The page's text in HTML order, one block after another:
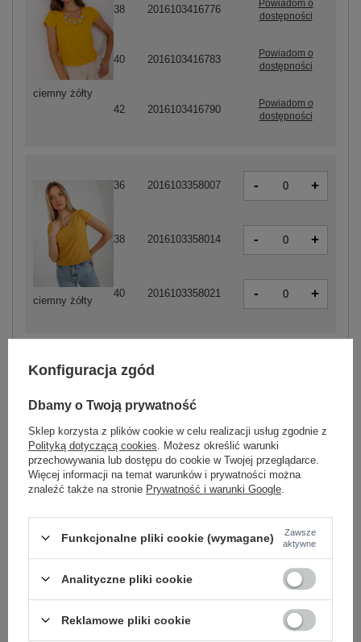
ciemny żółty
36 2016103358007 - +
38 2016103358014 - +
40 2016103358021 - +
ciemny żółty
36 2016103357963
ciemny żółty
38 2016103416776
Powiadom o
dostępności
40 2016103416783
Powiadom o
dostępności
42 2016103416790
Powiadom o
dostępności
ZALOGUJ SIĘ I ZOBACZ CENĘ
Masz pytanie? Chętnie pomożemy.
Konfiguracja zgód
Dbamy o Twoją prywatność
Sklep korzysta z plików cookie w celu realizacji usług zgodnie z
Polityką dotyczącą cookies . Możesz określić warunki
przechowywania lub dostępu do cookie w Twojej przeglądarce.
Więcej informacji na temat warunków i prywatności można
znaleźć także na stronie Prywatność i warunki Google
Funkcjonalne pliki cookie (wymagane)
Zawsze
aktywne
Analityczne pliki cookie
Reklamowe pliki cookie